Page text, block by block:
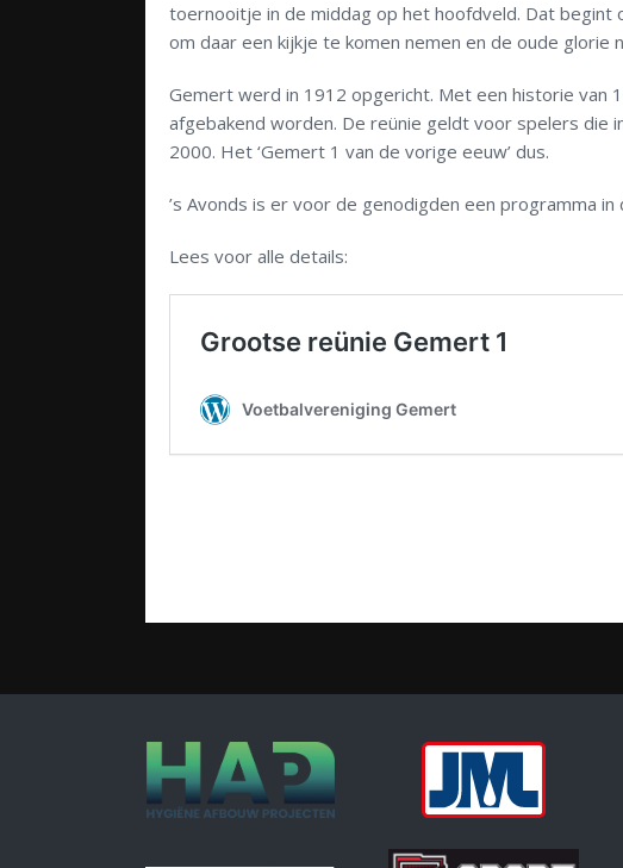
toernooitje in de middag op het hoofdveld. Dat
om daar een kijkje te komen nemen en de oude glorie
Gemert werd in 1912 opgericht. Met een historie van
afgebakend worden. De reünie geldt voor spelers
2000. Het ‘Gemert 1 van de vorige eeuw’ dus.
’s Avonds is er voor de genodigden een programma in
Lees voor alle details: